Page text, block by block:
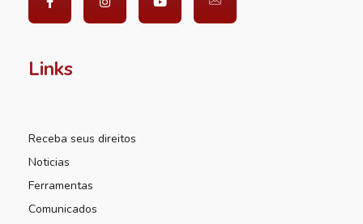
Links
Receba seus direitos
Noticias
Ferramentas
Comunicados